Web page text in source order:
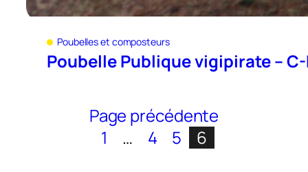
Poubelles et composteurs
Poubelle Publique vigipirate –
Page précédente
1
… 4 5 6